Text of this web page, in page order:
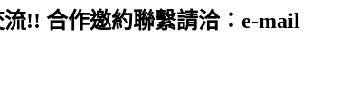
!! 合作邀約聯繫請洽：e-mail